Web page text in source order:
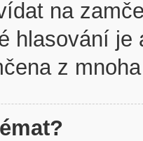
na
hlasování
z